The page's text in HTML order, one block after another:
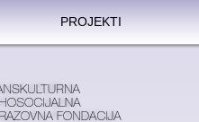
PROJEKTI